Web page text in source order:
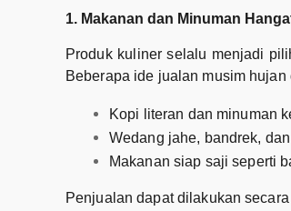
1. Makanan dan Minuman
Produk kuliner selalu menjadi
Beberapa ide jualan musim
Kopi literan dan minuman
Wedang jahe, bandrek,
Makanan siap saji seperti
Penjualan dapat dilakukan